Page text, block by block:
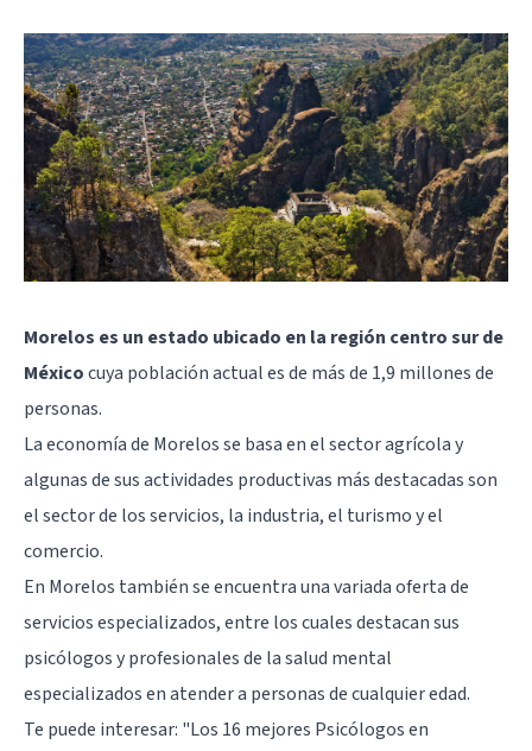
Morelos es un estado ubicado en la región centro sur de
Méxicocuya población actual es de más de 1,9 millones de
personas.
La economía de Morelos se basa en el sector agrícola y
algunas de sus actividades productivas más destacadas son
el sector de los servicios, la industria, el turismo y el
comercio.
En Morelos también se encuentra una variada oferta de
servicios especializados, entre los cuales destacan sus
psicólogos y profesionales de la salud mental
especializados en atender a personas de cualquier edad.
Te puede interesar: "Los 16 mejores Psicólogos en